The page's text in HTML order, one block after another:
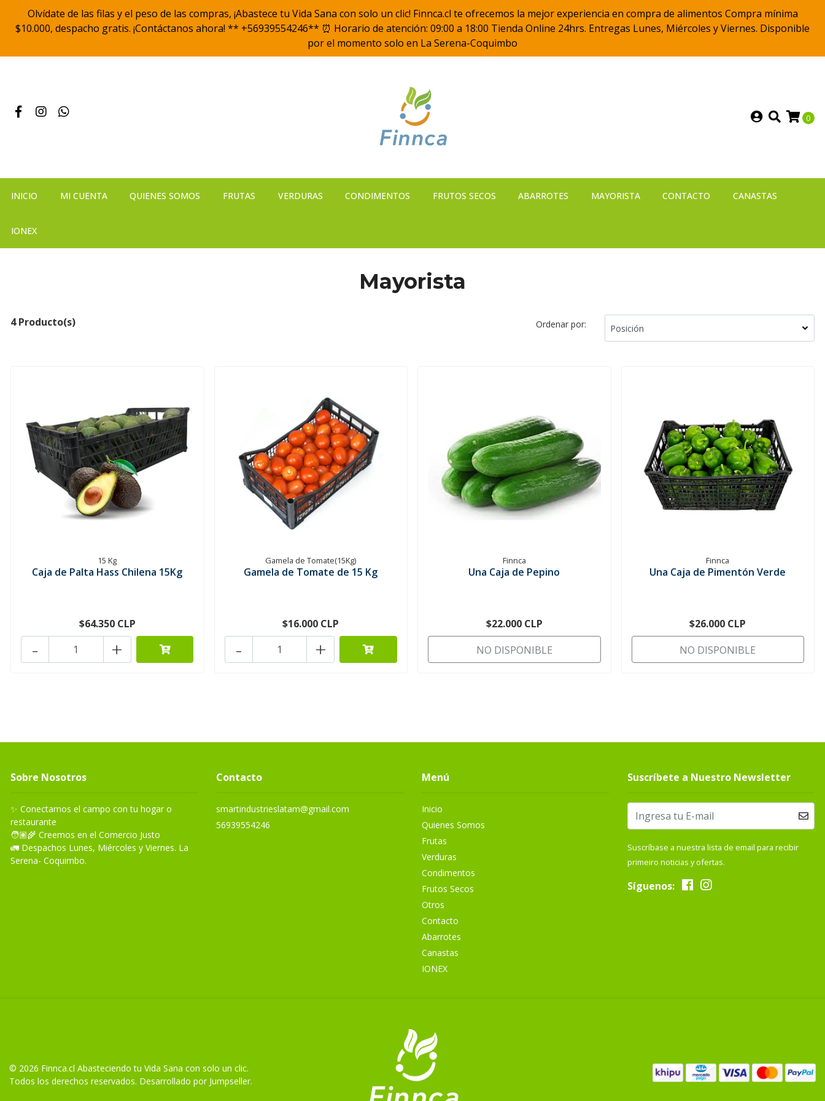
Olvídate de las filas y el peso de las compras, ¡Abastece tu Vida Sana con solo un clic! Finnca.cl te ofrecemos la mejor experiencia en compra de alimentos Compra mínima
$10.000, despacho gratis. ¡Contáctanos ahora! ** +56939554246** ⏰ Horario de atención: 09:00 a 18:00 Tienda Online 24hrs. Entregas Lunes, Miércoles y Viernes. Disponible
por el momento solo en La Serena-Coquimbo
0
INICIO MI CUENTA QUIENES SOMOS FRUTAS VERDURAS CONDIMENTOS FRUTOS SECOS ABARROTES MAYORISTA CONTACTO CANASTAS
IONEX
Mayorista
4 Producto(s) Ordenar por:
15 Kg
Caja de Palta Hass Chilena 15Kg
$64.350 CLP
+
-
Gamela de Tomate(15Kg)
Gamela de Tomate de 15 Kg
$16.000 CLP
+
-
Finnca
Una Caja de Pepino
$22.000 CLP
NO DISPONIBLE
Finnca
Una Caja de Pimentón Verde
$26.000 CLP
NO DISPONIBLE
Sobre Nosotros
✨ Conectamos el campo con tu hogar o
restaurante
🧑🏽‍🌾 Creemos en el Comercio Justo
🚛 Despachos Lunes, Miércoles y Viernes. La
Serena- Coquimbo.
Contacto
smartindustrieslatam@gmail.com
56939554246
Menú
Inicio
Quienes Somos
Frutas
Verduras
Condimentos
Frutos Secos
Otros
Contacto
Abarrotes
Canastas
IONEX
Suscríbete a Nuestro Newsletter
Suscríbase a nuestra lista de email para recibir
primeiro noticias y ofertas.
Síguenos:
© 2026 Finnca.cl Abasteciendo tu Vida Sana con solo un clic.
Todos los derechos reservados. Desarrollado por Jumpseller.